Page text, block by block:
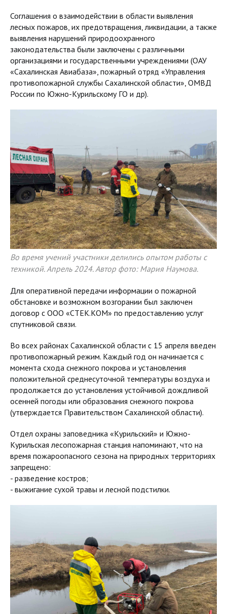
Соглашения о взаимодействии в области выявления
лесных пожаров, их предотвращения, ликвидации, а также
выявления нарушений природоохранного
законодательства были заключены с различными
организациями и государственными учреждениями (ОАУ
«Сахалинская Авиабаза», пожарный отряд «Управления
противопожарной службы Сахалинской области», ОМВД
России по Южно-Курильскому ГО и др).
Во время учений участники делились опытом работы с
техникой. Апрель 2024. Автор фото: Мария Наумова.
Для оперативной передачи информации о пожарной
обстановке и возможном возгорании был заключен
договор с ООО «СТЕК.КОМ» по предоставлению услуг
спутниковой связи.
Во всех районах Сахалинской области с 15 апреля введен
противопожарный режим. Каждый год он начинается с
момента схода снежного покрова и установления
положительной среднесуточной температуры воздуха и
продолжается до установления устойчивой дождливой
осенней погоды или образования снежного покрова
(утверждается Правительством Сахалинской области).
Отдел охраны заповедника «Курильский» и Южно-
Курильская лесопожарная станция напоминают, что на
время пожароопасного сезона на природных территориях
запрещено:
- разведение костров;
- выжигание сухой травы и лесной подстилки.